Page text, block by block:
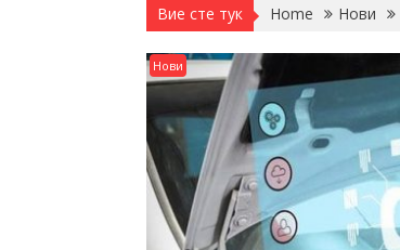
Вие сте тук Home Нови
Нови